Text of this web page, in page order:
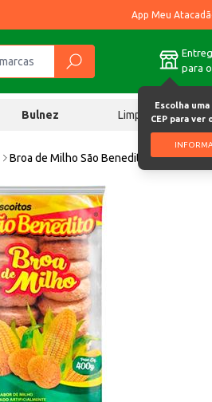
App Meu
para o
Escolha
CEP para ver
Bulnez Limpeza
Broa de Milho São Benedito 400g